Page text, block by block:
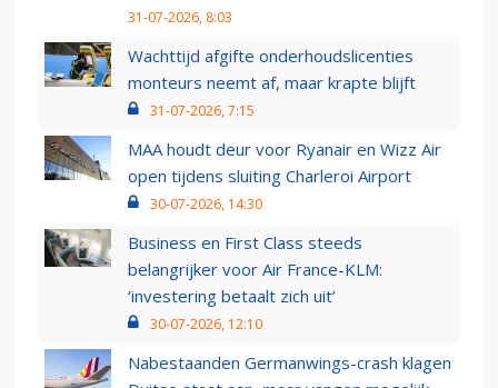
31-07-2026, 8:03
Wachttijd afgifte onderhoudslicenties
monteurs neemt af, maar krapte blijft
31-07-2026, 7:15
MAA houdt deur voor Ryanair en Wizz Air
open tijdens sluiting Charleroi Airport
30-07-2026, 14:30
Business en First Class steeds
belangrijker voor Air France-KLM:
‘investering betaalt zich uit’
30-07-2026, 12:10
Nabestaanden Germanwings-crash klagen